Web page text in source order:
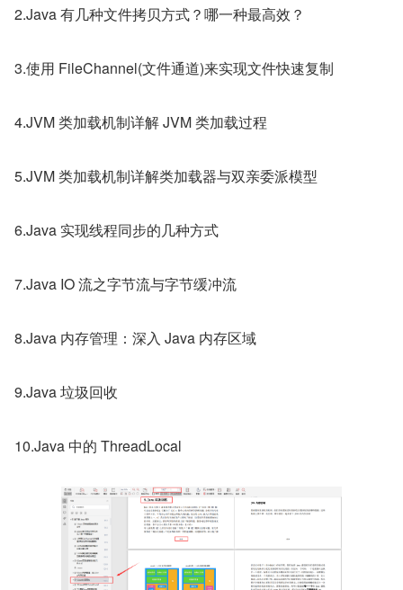
2.Java 有几种文件拷贝方式？哪一种最高效？
3.使用 FileChannel(文件通道)来实现文件快速复制
4.JVM 类加载机制详解 JVM 类加载过程
5.JVM 类加载机制详解类加载器与双亲委派模型
6.Java 实现线程同步的几种方式
7.Java IO 流之字节流与字节缓冲流
8.Java 内存管理：深入 Java 内存区域
9.Java 垃圾回收
10.Java 中的 ThreadLocal